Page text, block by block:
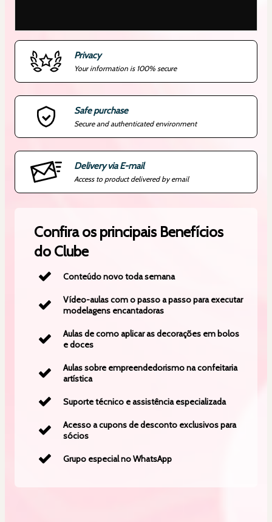
Privacy
Your information is 100% secure
Safe purchase
Secure and authenticated environment
Delivery via E-mail
Access to product delivered by email
Confira os principais Benefícios
do Clube
Conteúdo novo toda semana
Vídeo-aulas com o passo a passo para executar
modelagens encantadoras
Aulas de como aplicar as decorações em bolos
e doces
Aulas sobre empreendedorismo na confeitaria
artística
Suporte técnico e assistência especializada
Acesso a cupons de desconto exclusivos para
sócios
Grupo especial no WhatsApp